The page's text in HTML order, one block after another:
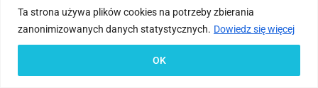
Ta strona używa plików cookies na potrzeby zbierania
zanonimizowanych danych statystycznych. Dowiedz się więcej
OK
eko Wielkanoc